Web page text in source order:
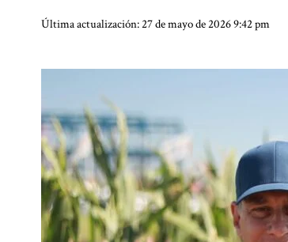
Última actualización: 27 de mayo de 2026 9:42 pm